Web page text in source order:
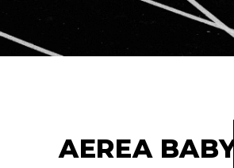
AEREA BABY